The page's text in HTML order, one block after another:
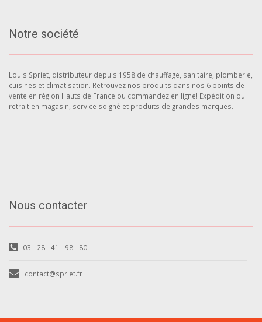
Notre société
Louis Spriet, distributeur depuis 1958 de chauffage, sanitaire, plomberie,
cuisines et climatisation. Retrouvez nos produits dans nos 6 points de
vente en région Hauts de France ou commandez en ligne! Expédition ou
retrait en magasin, service soigné et produits de grandes marques.
Nous contacter
03 - 28 - 41 - 98 - 80
contact@spriet.fr